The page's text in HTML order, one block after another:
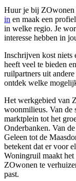
Huur je bij
in en maak een
in welke regio. Je
interesse hebben in
Inschrijven kost
heeft veel te bieden
ruilpartners uit
ontdek welke
Het werkgebied van
woonmilieus. Van de
marktplein tot het
Onderbanken. Van
Geleen tot de
betekent dat er voor
Woningruil maakt
ZOwonen te
past.